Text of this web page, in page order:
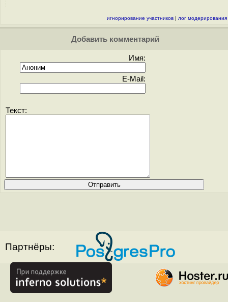
игнорирование участников | лог модерирования
Добавить комментарий
Имя:
E-Mail:
Текст:
Партнёры: